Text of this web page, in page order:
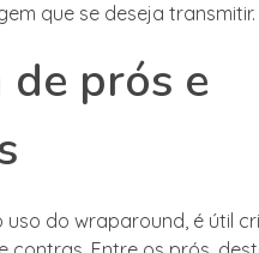
que se deseja transmitir.
de prós e
uso do wraparound, é útil